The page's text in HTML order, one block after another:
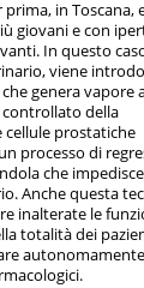
in Toscana,
giovani e con
In questo
viene
genera vapore
della
cellule prostatiche
processo di
che
Anche questa
inalterate le
totalità dei